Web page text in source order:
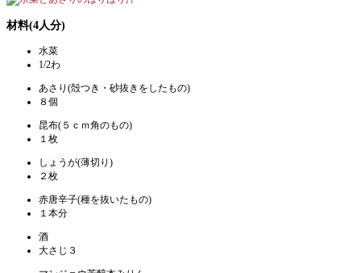
材料(4人分)
水菜
1/2わ
あさり(殻つき・砂抜きをしたもの)
８個
昆布(５ｃｍ角のもの)
１枚
しょうが(薄切り)
２枚
赤唐辛子(種を抜いたもの)
１本分
酒
大さじ３